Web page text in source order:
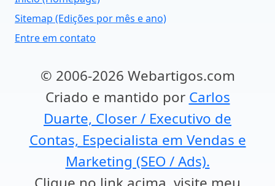
Sitemap (Edições por mês e ano)
Entre em contato
© 2006-2026 Webartigos.com
Criado e mantido por Carlos
Duarte, Closer / Executivo de
Contas, Especialista em Vendas e
Marketing (SEO / Ads).